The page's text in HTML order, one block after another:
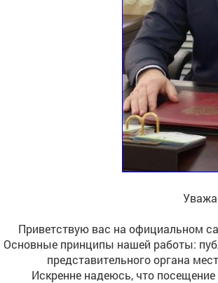
Приветствую вас на официальном
Основные принципы нашей работы:
представительного органа
Искренне надеюсь, что